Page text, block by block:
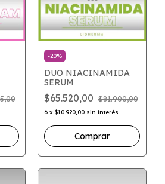
-20%
DUO NIACINAMIDA
SERUM
$65.520,00 $81.900,00
6 x $10.920,00 sin interés